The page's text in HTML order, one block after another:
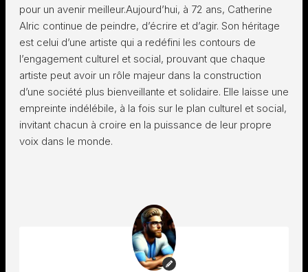
pour un avenir meilleur.Aujourd’hui, à 72 ans, Catherine
Alric continue de peindre, d’écrire et d’agir. Son héritage
est celui d’une artiste qui a redéfini les contours de
l’engagement culturel et social, prouvant que chaque
artiste peut avoir un rôle majeur dans la construction
d’une société plus bienveillante et solidaire. Elle laisse une
empreinte indélébile, à la fois sur le plan culturel et social,
invitant chacun à croire en la puissance de leur propre
voix dans le monde.